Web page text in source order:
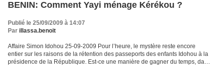
BENIN: Comment Yayi ménage Kérékou ?
Publié le 25/09/2009 à 14:07
Par illassa.benoit
Affaire Simon Idohou 25-09-2009 Pour l’heure, le mystère reste encore
entier sur les raisons de la rétention des passeports des enfants Idohou à la
présidence de la République. Est-ce une manière de gagner du temps, dans